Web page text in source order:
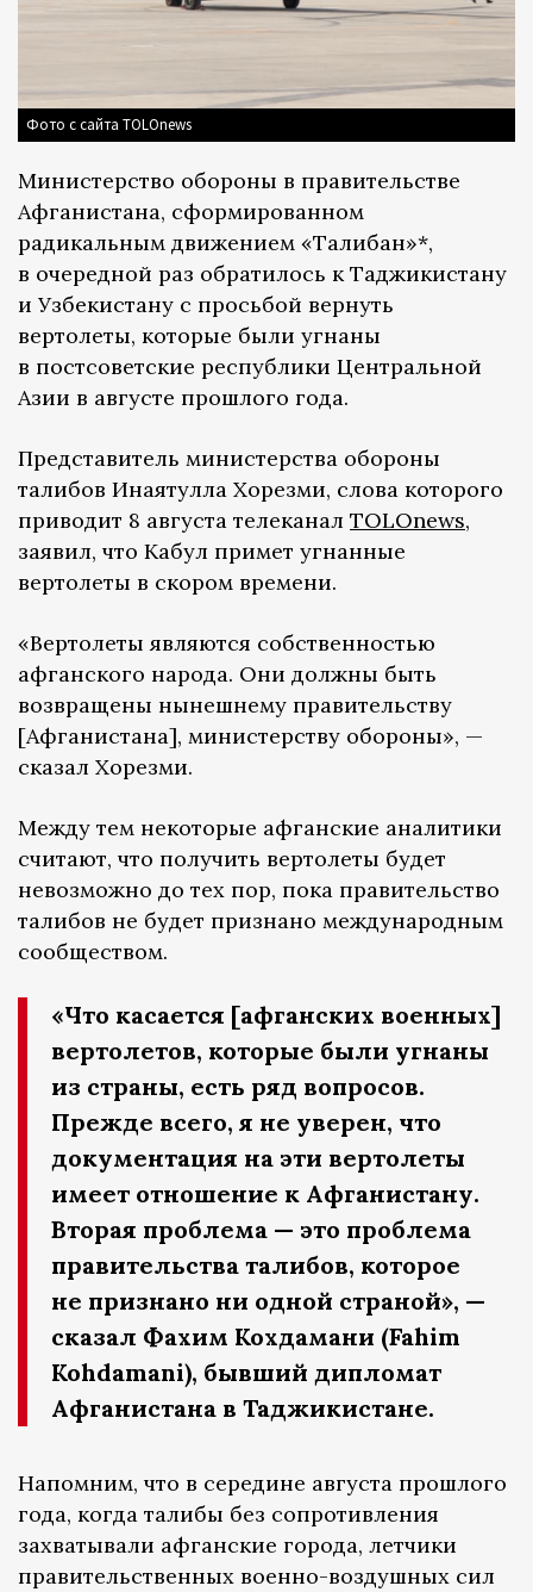
Фото с сайта TOLOnews
Министерство обороны в правительстве
Афганистана, сформированном
радикальным движением «Талибан»*,
в очередной раз обратилось к Таджикистану
и Узбекистану с просьбой вернуть
вертолеты, которые были угнаны
в постсоветские республики Центральной
Азии в августе прошлого года.
Представитель министерства обороны
талибов Инаятулла Хорезми, слова которого
приводит 8 августа телеканал TOLOnews,
заявил, что Кабул примет угнанные
вертолеты в скором времени.
«Вертолеты являются собственностью
афганского народа. Они должны быть
возвращены нынешнему правительству
[Афганистана], министерству обороны», —
сказал Хорезми.
Между тем некоторые афганские аналитики
считают, что получить вертолеты будет
невозможно до тех пор, пока правительство
талибов не будет признано международным
сообществом.
«Что касается [афганских военных]
вертолетов, которые были угнаны
из страны, есть ряд вопросов.
Прежде всего, я не уверен, что
документация на эти вертолеты
имеет отношение к Афганистану.
Вторая проблема — это проблема
правительства талибов, которое
не признано ни одной страной», —
сказал Фахим Кохдамани (Fahim
Kohdamani), бывший дипломат
Афганистана в Таджикистане.
Напомним, что в середине августа прошлого
года, когда талибы без сопротивления
захватывали афганские города, летчики
правительственных военно-воздушных сил